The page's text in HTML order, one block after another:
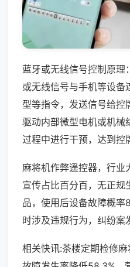
蓝牙或无线信号控制原理
或无线信号与手机等设备
型等指令，发送信号给控
驱动内部微型电机或机械
过程中进行干预，达到控
麻将机作弊遥控器，行业
宣传占比百分百，无正规
品，使用后设备故障概率
时涉及违规行为，纠纷案
相关快讯:茶楼定期检修